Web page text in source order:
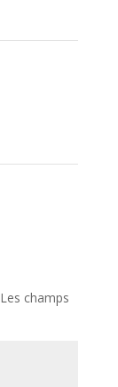
Les champs